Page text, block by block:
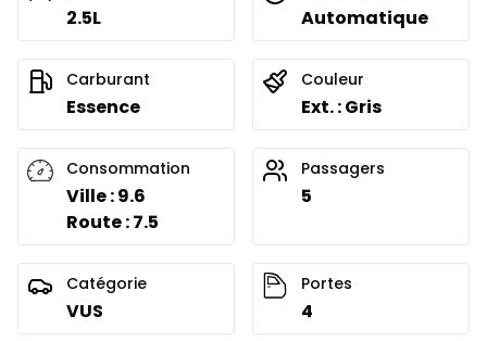
2.5L Automatique
Carburant
Essence
Couleur
Ext. : Gris
Consommation
Ville : 9.6
Route : 7.5
Passagers
5
Catégorie
VUS
Portes
4